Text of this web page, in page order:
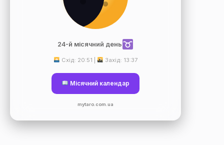
24-й місячний день
Схід: 20:51 | Захід: 13:37
Місячний календар
mytaro.com.ua